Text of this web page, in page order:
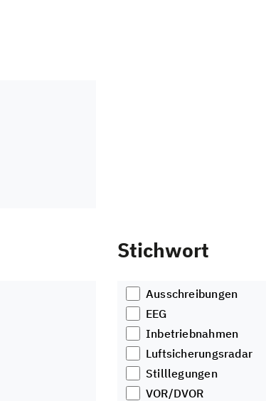
Stichwort
Ausschreibungen
EEG
Inbetriebnahmen
Luftsicherungsradar
Stilllegungen
VOR/DVOR